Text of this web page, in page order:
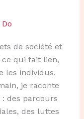
de société et
qui fait lien,
les individus.
je raconte
des parcours
des luttes